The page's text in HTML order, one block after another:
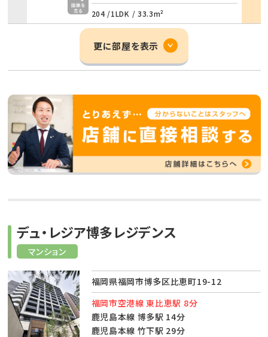
204 /1LDK / 33.3m²
更に部屋を表示
マンション
デュ・レジア博多レジデンス
福岡県福岡市博多区比恵町19-12
福岡市空港線 東比恵駅 8分
鹿児島本線 博多駅 14分
鹿児島本線 竹下駅 29分